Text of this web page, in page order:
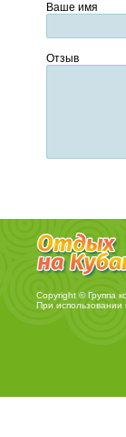
Ваше имя
Отзыв
Copyright © Группа
При использовании